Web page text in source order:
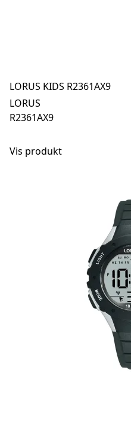
LORUS KIDS R2361AX9
LORUS
R2361AX9
Vis produkt